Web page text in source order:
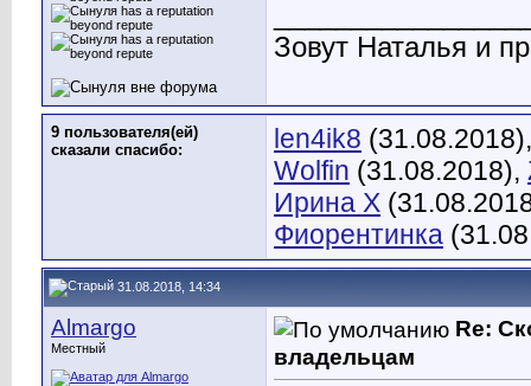
Зовут Наталья и
9 пользователя(ей)
сказали cпасибо:
len4ik8
Wolfin (31.08.2018),
Ирина X
Фиорентинка
31.08.2018, 14:34
Almargo
Местный
Re:
владельцам